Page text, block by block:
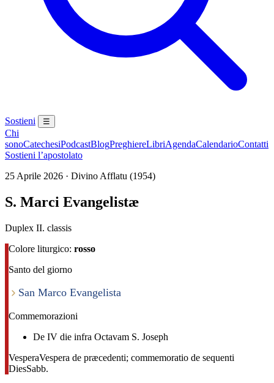
Sostieni ☰
Chi
sonoCatechesiPodcastBlogPreghiereLibriAgendaCalendarioContatti
Sostieni l’apostolato
25 Aprile 2026 · Divino Afflatu (1954)
S. Marci Evangelistæ
Duplex II. classis
Colore liturgico: rosso
Santo del giorno
San Marco Evangelista
Commemorazioni
De IV die infra Octavam S. Joseph
VesperaVespera de præcedenti; commemoratio de sequenti
DiesSabb.